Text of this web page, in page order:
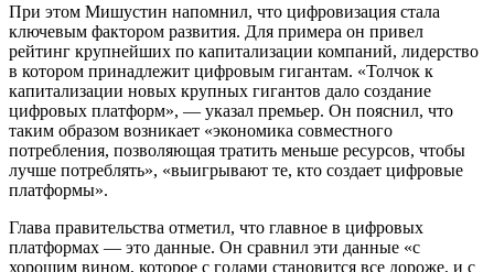
При этом Мишустин напомнил, что цифровизация стала
ключевым фактором развития. Для примера он привел
рейтинг крупнейших по капитализации компаний, лидерство
в котором принадлежит цифровым гигантам. «Толчок к
капитализации новых крупных гигантов дало создание
цифровых платформ», — указал премьер. Он пояснил, что
таким образом возникает «экономика совместного
потребления, позволяющая тратить меньше ресурсов, чтобы
лучше потреблять», «выигрывают те, кто создает цифровые
платформы».
Глава правительства отметил, что главное в цифровых
платформах — это данные. Он сравнил эти данные «с
хорошим вином, которое с годами становится все дороже, и с